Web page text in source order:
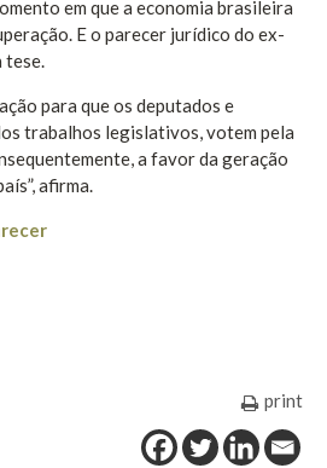
em que a economia brasileira
E o parecer jurídico do ex-
tese.
para que os deputados e
trabalhos legislativos, votem pela
a favor da geração
afirma.
print